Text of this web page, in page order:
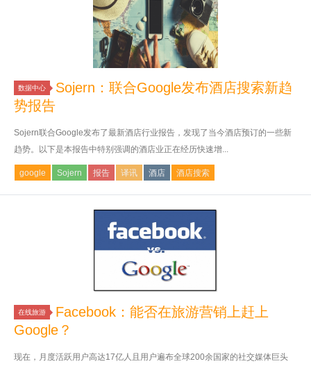
数据中心
Sojern：联合Google发布酒店搜索新趋
势报告
Sojern联合Google发布了最新酒店行业报告，发现了当今酒店预订的一些新
趋势 。以下是本报告中特别强调的酒店业正在经历快速增...
google Sojern 报告 译讯 酒店 酒店搜索
在线旅游
Facebook：能否在旅游营销上赶上
Google？
现在，月度活跃用户高达17亿人且用户遍布全球200余国家的社交媒体巨头